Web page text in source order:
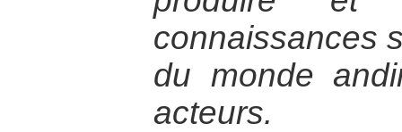
connaissances
du monde
acteurs.